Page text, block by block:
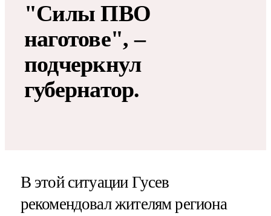
"Силы ПВО
наготове", –
подчеркнул
губернатор.
В этой ситуации Гусев
рекомендовал жителям региона